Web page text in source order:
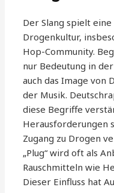
Der Slang spielt
Drogenkultur,
Hop-Community.
nur Bedeutung in
auch das Image von
der Musik.
diese Begriffe
Herausforderungen
Zugang zu Drogen
„Plug“ wird oft als
Rauschmitteln wie
Dieser Einfluss hat